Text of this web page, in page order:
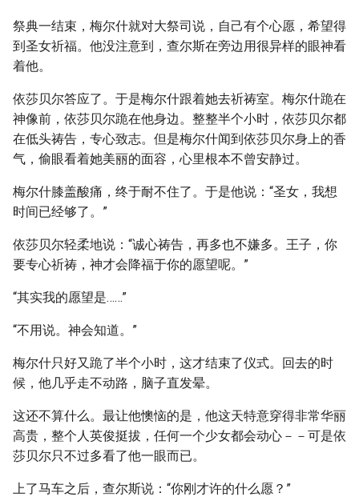
祭典一结束，梅尔什就对大祭司说，自己有个心愿，希望得
到圣女祈福。他没注意到，查尔斯在旁边用很异样的眼神看
着他。
依莎贝尔答应了。于是梅尔什跟着她去祈祷室。梅尔什跪在
神像前，依莎贝尔跪在他身边。整整半个小时，依莎贝尔都
在低头祷告，专心致志。但是梅尔什闻到依莎贝尔身上的香
气，偷眼看着她美丽的面容，心里根本不曾安静过。
梅尔什膝盖酸痛，终于耐不住了。于是他说：“圣女，我想
时间已经够了。”
依莎贝尔轻柔地说：“诚心祷告，再多也不嫌多。王子，你
要专心祈祷，神才会降福于你的愿望呢。”
“其实我的愿望是……”
“不用说。神会知道。”
梅尔什只好又跪了半个小时，这才结束了仪式。回去的时
候，他几乎走不动路，脑子直发晕。
这还不算什么。最让他懊恼的是，他这天特意穿得非常华丽
高贵，整个人英俊挺拔，任何一个少女都会动心－－可是依
莎贝尔只不过多看了他一眼而已。
上了马车之后，查尔斯说：“你刚才许的什么愿？”